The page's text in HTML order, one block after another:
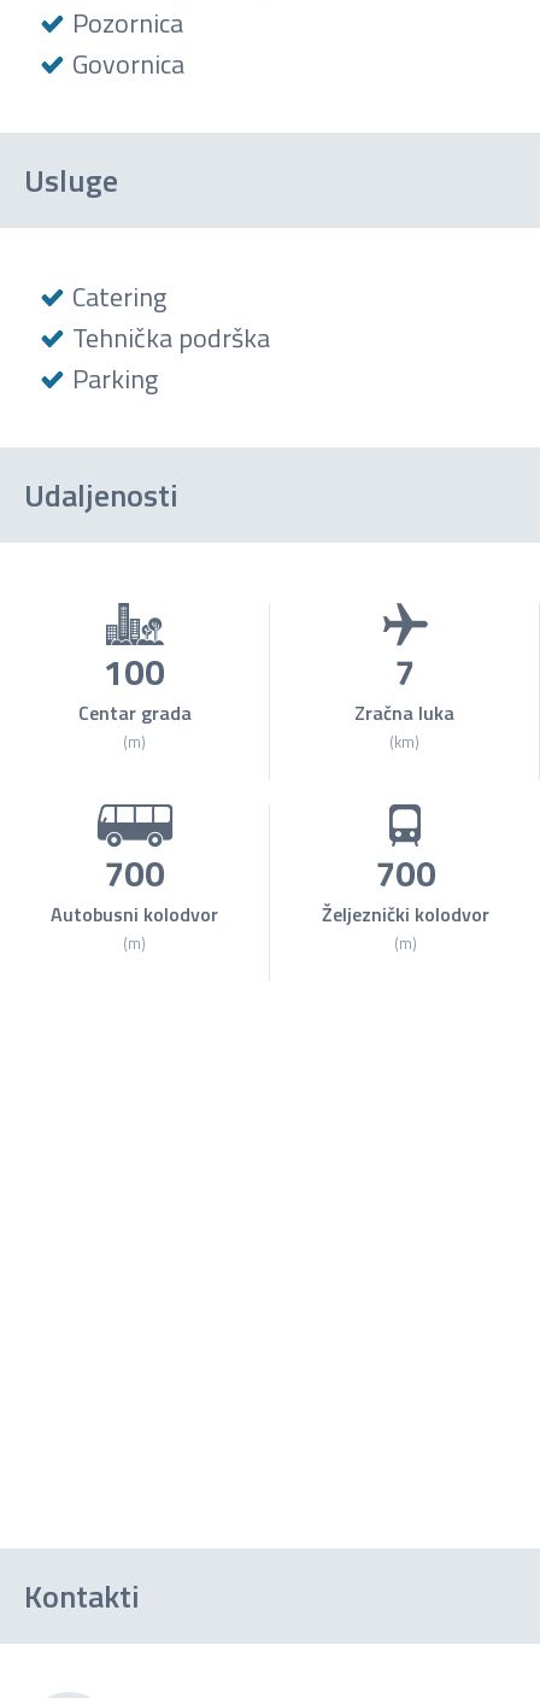
Pozornica
Govornica
Usluge
Catering
Tehnička podrška
Parking
Udaljenosti
100
Centar grada
(m)
7
Zračna luka
(km)
700
Autobusni kolodvor
(m)
700
Željeznički kolodvor
(m)
Kontakti